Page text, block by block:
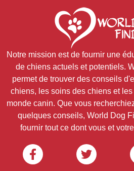
Notre mission est de fournir une
de chiens actuels et potentiels.
permet de trouver des conseils
chiens, les soins des chiens et
monde canin. Que vous
quelques conseils, World Dog
fournir tout ce dont vous et